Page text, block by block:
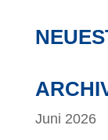
Juni 2026